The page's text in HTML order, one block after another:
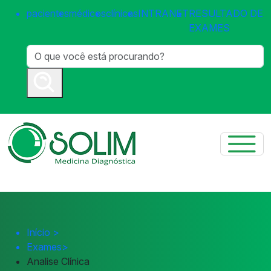
pacientesmédicosclínicasINTRANETRESULTADO DE
EXAMES
Início >
Exames>
Analise Clínica